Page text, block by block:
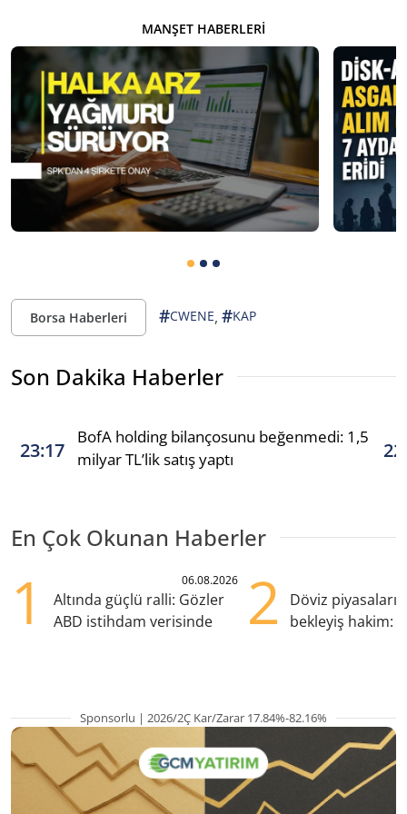
MANŞET HABERLERI
Borsa Haberleri #CWENE, #KAP
Son Dakika Haberler
23:17
BofA holding bilançosunu beğenmedi: 1,5
milyar TL’lik satış yaptı
En Çok Okunan Haberler
1 06.08.2026
Altında güçlü ralli: Gözler
ABD istihdam verisinde
2
Döviz
bekleyiş hakim:
Sponsorlu | 2026/2Ç Kar/Zarar 17.84%-82.16%